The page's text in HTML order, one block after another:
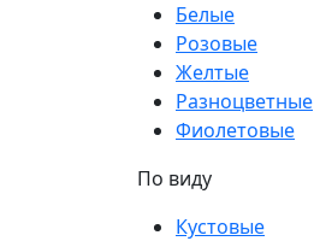
Белые
Розовые
Желтые
Разноцветные
Фиолетовые
По виду
Кустовые